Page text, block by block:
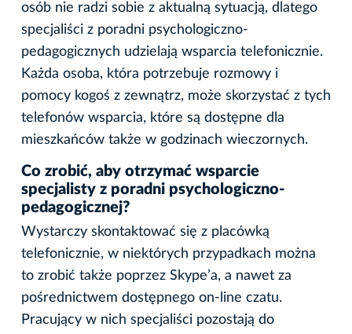
osób nie radzi sobie z aktualną sytuacją, dlatego
specjaliści z poradni psychologiczno-
pedagogicznych udzielają wsparcia telefonicznie.
Każda osoba, która potrzebuje rozmowy i
pomocy kogoś z zewnątrz, może skorzystać z tych
telefonów wsparcia, które są dostępne dla
mieszkańców także w godzinach wieczornych.
Co zrobić, aby otrzymać wsparcie
specjalisty z poradni psychologiczno-
pedagogicznej?
Wystarczy skontaktować się z placówką
telefonicznie, w niektórych przypadkach można
to zrobić także poprzez Skype’a, a nawet za
pośrednictwem dostępnego on-line czatu.
Pracujący w nich specjaliści pozostają do